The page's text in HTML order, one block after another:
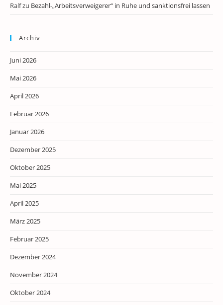
Ralfzu Bezahl-„Arbeitsverweigerer“ in Ruhe und sanktionsfrei lassen
Archiv
Juni 2026
Mai 2026
April 2026
Februar 2026
Januar 2026
Dezember 2025
Oktober 2025
Mai 2025
April 2025
März 2025
Februar 2025
Dezember 2024
November 2024
Oktober 2024